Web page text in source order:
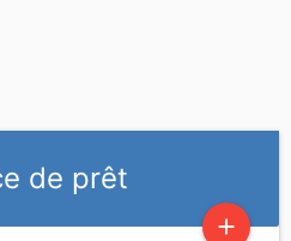
de prêt
add